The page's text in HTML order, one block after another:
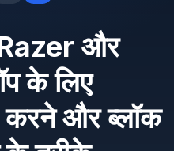
और
के लिए
करने और ब्लॉक